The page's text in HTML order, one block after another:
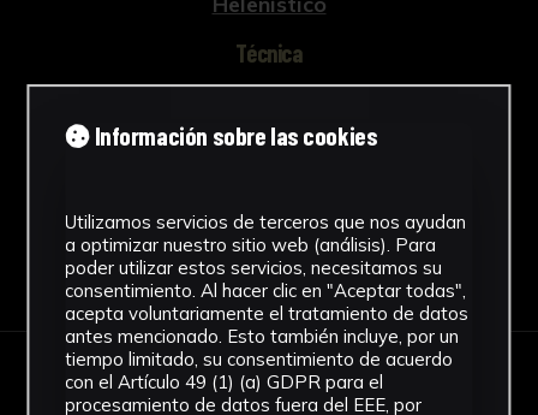
Técnica
Ver más
Descargar Ficha
IMÁGENES
Información sobre las cookies
Utilizamos servicios de terceros que nos ayudan
a optimizar nuestro sitio web (análisis). Para
poder utilizar estos servicios, necesitamos su
consentimiento. Al hacer clic en "Aceptar todas",
acepta voluntariamente el tratamiento de datos
antes mencionado. Esto también incluye, por un
tiempo limitado, su consentimiento de acuerdo
con el Artículo 49 (1) (a) GDPR para el
procesamiento de datos fuera del EEE, por